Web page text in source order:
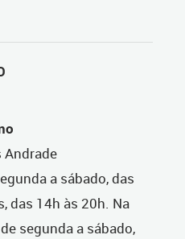
Andrade
a sábado, das
das 14h às 20h. Na
segunda a sábado,